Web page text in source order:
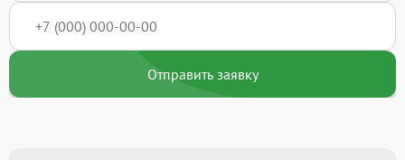
Отправить заявку